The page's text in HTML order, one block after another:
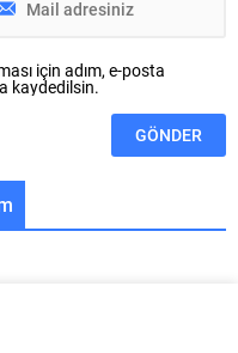
için adım, e-posta
kaydedilsin.